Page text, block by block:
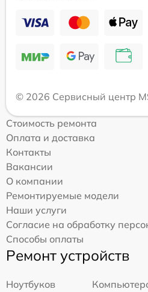
© 2026 Сервисный центр
Стоимость ремонта
Оплата и доставка
Контакты
Вакансии
О компании
Ремонтируемые модели
Наши услуги
Согласие на обработку
Способы оплаты
Ремонт устройств
Ноутбуков